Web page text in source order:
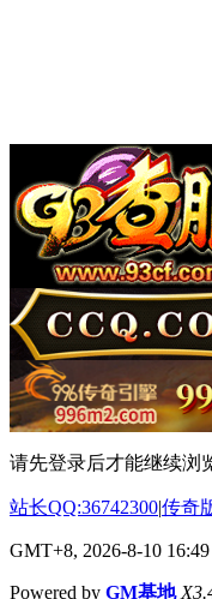
请先登录后才能继续浏
站长QQ:36742300|传奇
GMT+8, 2026-8-10 16:49
Powered by GM基地